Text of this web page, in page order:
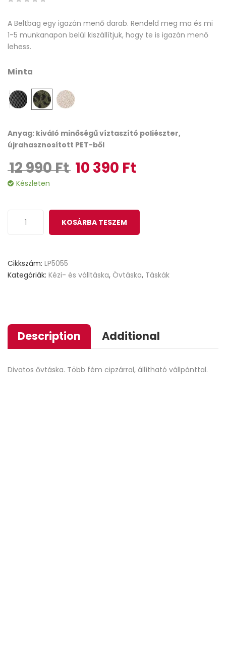
out
of
based
customer
A Beltbag egy igazán menő darab. Rendeld meg ma és mi
1-5 munkanapon belűl kiszállítjuk, hogy te is igazán menő
lehess.
Minta
Anyag: kiváló minőségű víztaszító poliészter,
újrahasznosított PET-ből
12 990Ft Original price was: 12 990 Ft.
10 390 Ft
Készleten
KOSÁRBA TESZEM
Cikkszám: LP5055
Kategóriák: Kézi- és válltáska, Övtáska, Táskák
Description Additional
Divatos ővtáska. Több fém cipzárral, állítható vállpánttal.